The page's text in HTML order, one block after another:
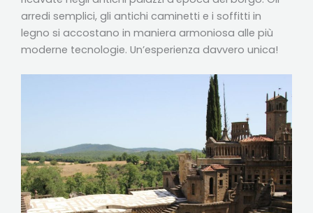
arredi semplici, gli antichi caminetti e i soffitti in
legno si accostano in maniera armoniosa alle più
moderne tecnologie. Un’esperienza davvero unica!